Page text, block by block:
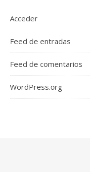
Acceder
Feed de entradas
Feed de comentarios
WordPress.org